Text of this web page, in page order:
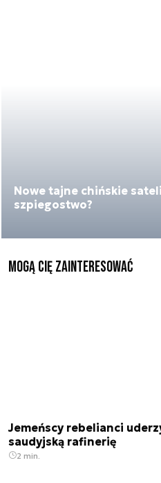
Nowe tajne chińskie
szpiegostwo?
Mogą Cię zainteresować
Jemeńscy rebelianci
saudyjską rafinerię
2 min.